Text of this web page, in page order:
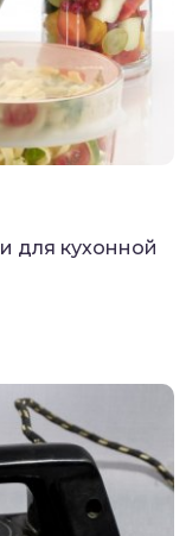
для кухонной